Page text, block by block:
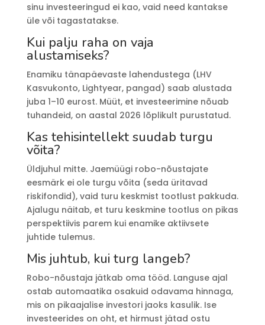
sinu investeeringud ei kao, vaid need kantakse
üle või tagastatakse.
Kui palju raha on vaja
alustamiseks?
Enamiku tänapäevaste lahendustega (LHV
Kasvukonto, Lightyear, pangad) saab alustada
juba 1–10 eurost. Müüt, et investeerimine nõuab
tuhandeid, on aastal 2026 lõplikult purustatud.
Kas tehisintellekt suudab turgu
võita?
Üldjuhul mitte. Jaemüügi robo-nõustajate
eesmärk ei ole turgu võita (seda üritavad
riskifondid), vaid turu keskmist tootlust pakkuda.
Ajalugu näitab, et turu keskmine tootlus on pikas
perspektiivis parem kui enamike aktiivsete
juhtide tulemus.
Mis juhtub, kui turg langeb?
Robo-nõustaja jätkab oma tööd. Languse ajal
ostab automaatika osakuid odavama hinnaga,
mis on pikaajalise investori jaoks kasulik. Ise
investeerides on oht, et hirmust jätad ostu